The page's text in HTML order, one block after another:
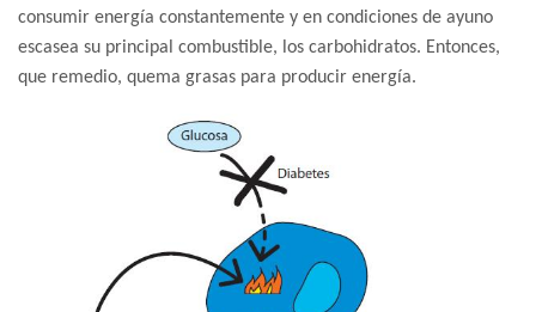
consumir energía constantemente y en condiciones de ayuno
escasea su principal combustible, los carbohidratos. Entonces,
que remedio, quema grasas para producir energía.